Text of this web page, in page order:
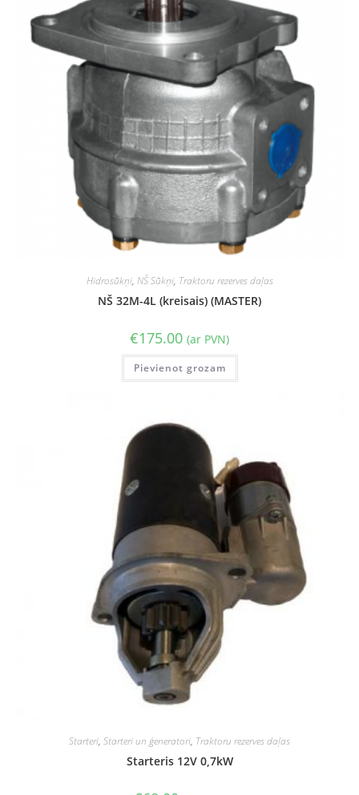
Hidrosūkņi, NŠ Sūkņi, Traktoru rezerves daļas
NŠ 32M-4L (kreisais) (MASTER)
€175.00 (ar PVN)
Pievienot grozam
Starteri, Starteri un ģeneratori, Traktoru rezerves daļas
Starteris 12V 0,7kW